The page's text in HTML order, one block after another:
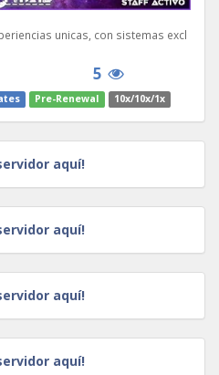
unicas, con sistemas excl
5
Pre-Renewal 10x/10x/1x
aquí!
aquí!
aquí!
aquí!